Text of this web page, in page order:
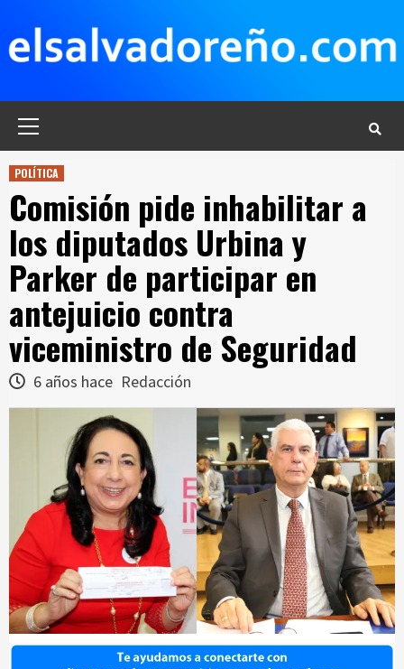
contenido
POLÍTICA
Comisión pide inhabilitar a
los diputados Urbina y
Parker de participar en
antejuicio contra
viceministro de Seguridad
6 años hace Redacción